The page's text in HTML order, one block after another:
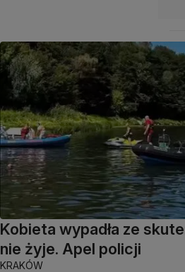
Kobieta wypadła ze
nie żyje. Apel policji
KRAKÓW